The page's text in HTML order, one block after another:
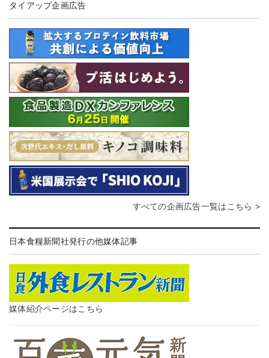
タイアップ企画広告
すべての企画広告一覧はこちら >
日本食糧新聞社発行の他媒体記事
媒体紹介ページはこちら